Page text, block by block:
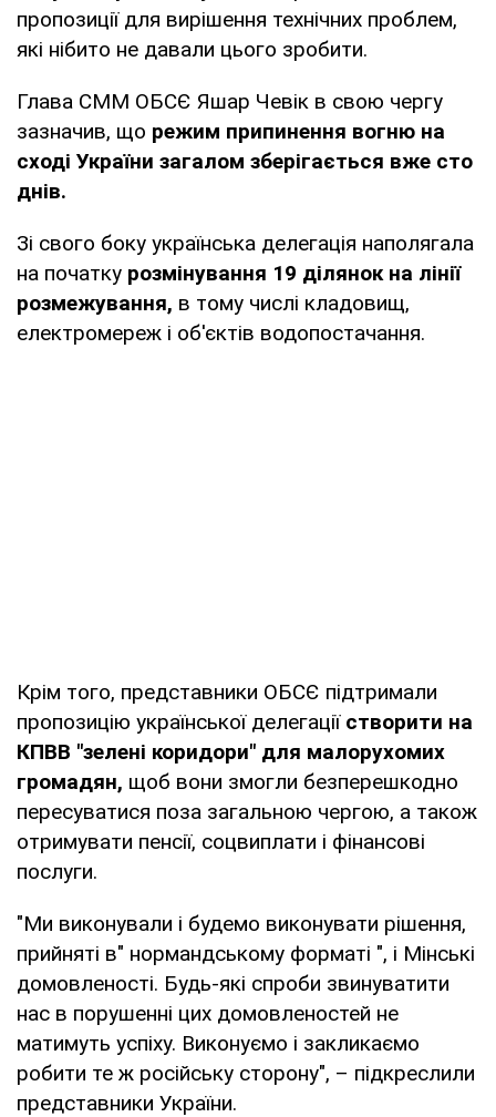
пропозиції для вирішення технічних проблем,
які нібито не давали цього зробити.
Глава СММ ОБСЄ Яшар Чевік в свою чергу
зазначив, що режим припинення вогню на
сході України загалом зберігається вже сто
днів.
Зі свого боку українська делегація наполягала
на початку розмінування 19 ділянок на лінії
розмежування, в тому числі кладовищ,
електромереж і об'єктів водопостачання.
Крім того, представники ОБСЄ підтримали
пропозицію української делегації створити на
КПВВ "зелені коридори" для малорухомих
громадян, щоб вони змогли безперешкодно
пересуватися поза загальною чергою, а також
отримувати пенсії, соцвиплати і фінансові
послуги.
"Ми виконували і будемо виконувати рішення,
прийняті в" нормандському форматі ", і Мінські
домовленості. Будь-які спроби звинуватити
нас в порушенні цих домовленостей не
матимуть успіху. Виконуємо і закликаємо
робити те ж російську сторону", – підкреслили
представники України.